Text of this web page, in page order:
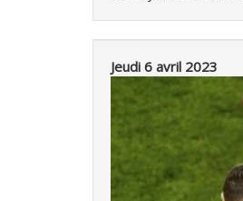
Jeudi 6 avril 2023